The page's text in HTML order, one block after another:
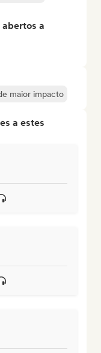
a
maior impacto
a estes